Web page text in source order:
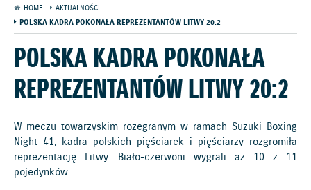
HOME
AKTUALNOŚCI
POLSKA KADRA POKONAŁA REPREZENTANTÓW LITWY 20:2
POLSKA KADRA POKONAŁA
REPREZENTANTÓW LITWY 20:2
W meczu towarzyskim rozegranym w ramach Suzuki Boxing
Night 41, kadra polskich pięściarek i pięściarzy rozgromiła
reprezentację Litwy. Biało-czerwoni wygrali aż 10 z 11
pojedynków.